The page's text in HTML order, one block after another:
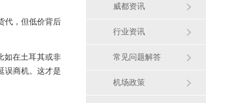
代，但低价背后
如在土耳其或非
误商机。这才是
威都资讯
行业资讯
常见问题解答
机场政策